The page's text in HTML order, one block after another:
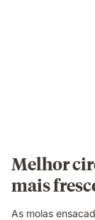
Melhor
mais
As molas